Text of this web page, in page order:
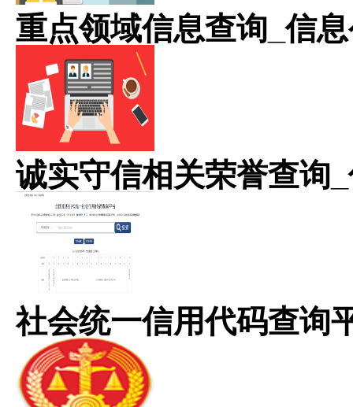
重点领域信息查询_信
诚实守信相关荣誉查询
社会统一信用代码查询